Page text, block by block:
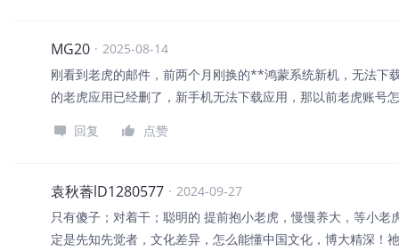
MG20 · 2025-08-14
刚看到老虎的邮件，前两个月刚换的**鸿蒙系统新机，无法下
的老虎应用已经删了，新手机无法下载应用，那以前老虎账号
回复
点赞
袁秋萫lD1280577 · 2024-09-27
只有傻子；对着干；聪明的 提前抱小老虎，慢慢养大，等小
定是先知先觉者，文化差异，怎么能懂中国文化，博大精深！